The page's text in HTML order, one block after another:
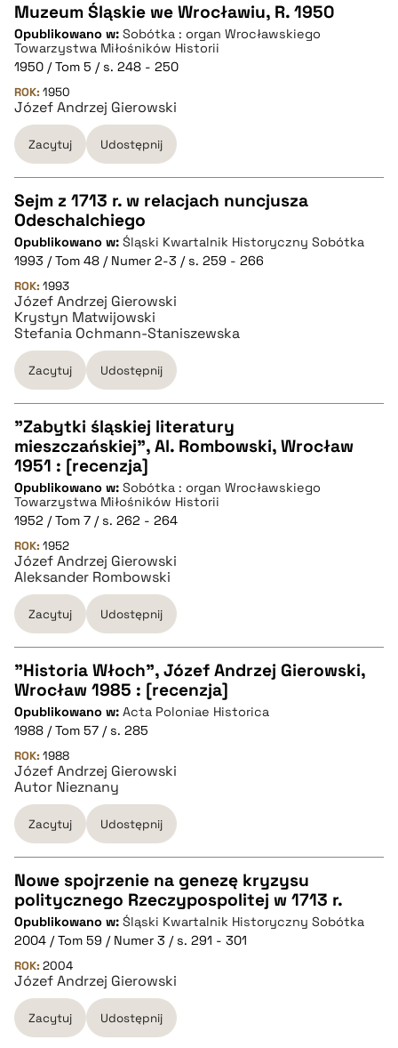
CZYSTY TEKST
pobierz cytat
BIBTEX
pobierz cytat
Muzeum Śląskie we Wrocławiu, R. 1950
Opublikowano w: Sobótka : organ Wrocławskiego
Towarzystwa Miłośników Historii
1950 / Tom 5 / s. 248 - 250
ROK: 1950
Józef Andrzej Gierowski
Zacytuj Udostępnij
CZYSTY TEKST
pobierz cytat
BIBTEX
pobierz cytat
Sejm z 1713 r. w relacjach nuncjusza
Odeschalchiego
Opublikowano w: Śląski Kwartalnik Historyczny Sobótka
1993 / Tom 48 / Numer 2-3 / s. 259 - 266
ROK: 1993
Józef Andrzej Gierowski
Krystyn Matwijowski
Stefania Ochmann-Staniszewska
Zacytuj Udostępnij
CZYSTY TEKST
pobierz cytat
BIBTEX
pobierz cytat
"Zabytki śląskiej literatury
mieszczańskiej", Al. Rombowski, Wrocław
1951 : [recenzja]
Opublikowano w: Sobótka : organ Wrocławskiego
Towarzystwa Miłośników Historii
1952 / Tom 7 / s. 262 - 264
ROK: 1952
Józef Andrzej Gierowski
Aleksander Rombowski
Zacytuj Udostępnij
CZYSTY TEKST
pobierz cytat
BIBTEX
pobierz cytat
"Historia Włoch", Józef Andrzej Gierowski,
Wrocław 1985 : [recenzja]
Opublikowano w: Acta Poloniae Historica
1988 / Tom 57 / s. 285
ROK: 1988
Józef Andrzej Gierowski
Autor Nieznany
Zacytuj Udostępnij
CZYSTY TEKST
pobierz cytat
BIBTEX
Nowe spojrzenie na genezę kryzysu
politycznego Rzeczypospolitej w 1713 r.
Opublikowano w: Śląski Kwartalnik Historyczny Sobótka
2004 / Tom 59 / Numer 3 / s. 291 - 301
ROK: 2004
Józef Andrzej Gierowski
Zacytuj Udostępnij